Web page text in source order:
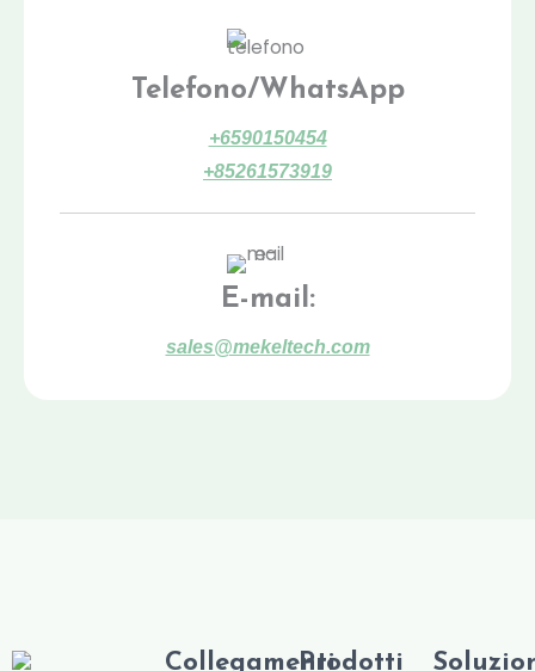
Telefono/WhatsApp
+6590150454
+85261573919
E-mail:
sales@mekeltech.com
CollegamentiProdotti